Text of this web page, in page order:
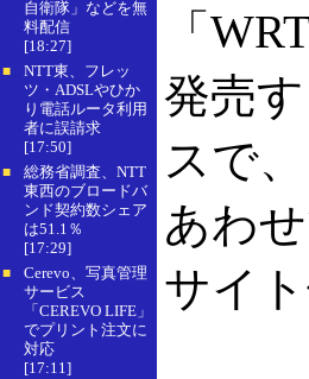
自衛隊」などを無
料配信
[18:27]
■
NTT東、フレッ
ツ・ADSLやひか
り電話ルータ利用
者に誤請求
[17:50]
■
総務省調査、NTT
東西のブロードバ
ンド契約数シェア
は51.1％
[17:29]
■
Cerevo、写真管理
サービス
「CEREVO LIFE」
でプリント注文に
対応
[17:11]
「
発売
スで
あわ
サイ